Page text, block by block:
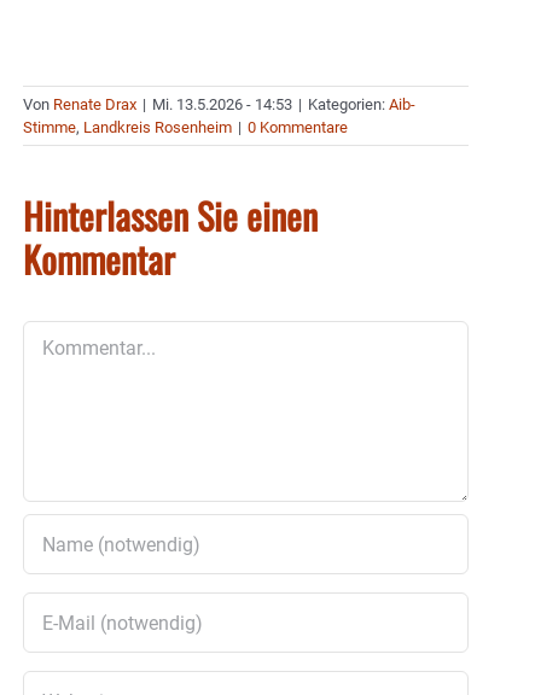
Von Renate Drax | Mi. 13.5.2026 - 14:53 | Kategorien: Aib-
Stimme, Landkreis Rosenheim | 0 Kommentare
Hinterlassen Sie einen
Kommentar